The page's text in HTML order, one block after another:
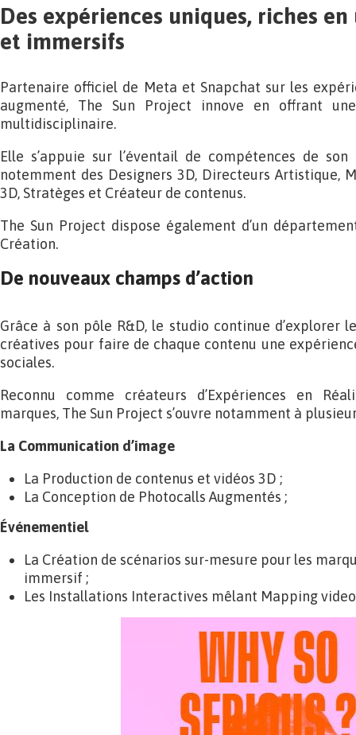
Des expériences uniques, riches
et immersifs
Partenaire officiel de Meta et Snapchat sur les
augmenté, The Sun Project innove en offrant
multidisciplinaire.
Elle s’appuie sur l’éventail de compétences de son
notemment des Designers 3D, Directeurs Artistique,
3D, Stratèges et Créateur de contenus.
The Sun Project dispose également d’un
Création.
De nouveaux champs d’action
Grâce à son pôle R&D, le studio continue d’explorer
créatives pour faire de chaque contenu une
sociales.
Reconnu comme créateurs d’Expériences en
marques, The Sun Project s’ouvre notamment à
La Communication d’image
La Production de contenus et vidéos 3D ;
La Conception de Photocalls Augmentés ;
Événementiel
La Création de scénarios sur-mesure pour les
immersif ;
Les Installations Interactives mêlant Mapping